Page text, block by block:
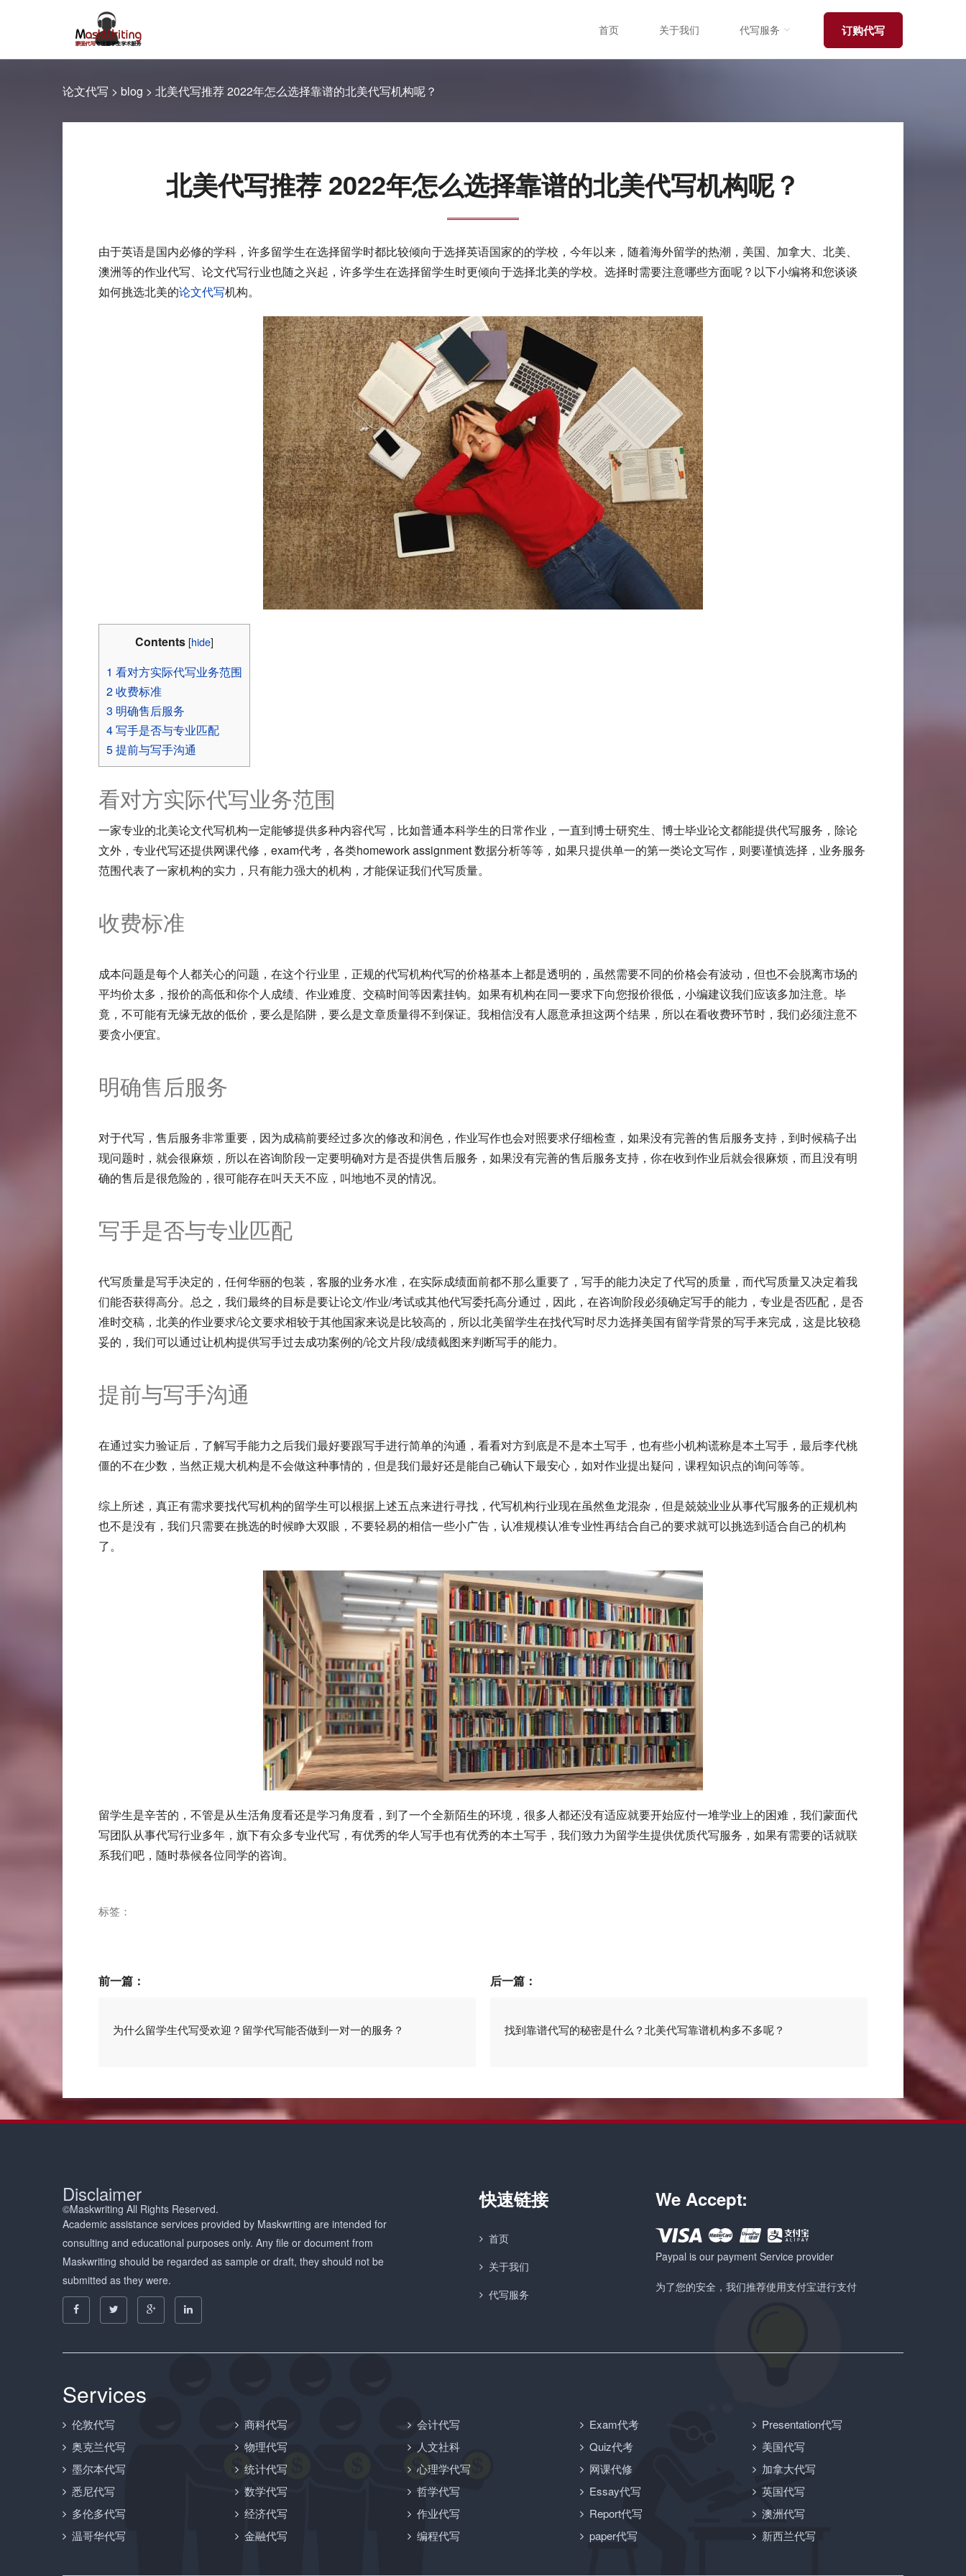
订购代写
首页 关于我们 代写服务
论文代写 > blog > 北美代写推荐 2022年怎么选择靠谱的北美代写机构呢？
北美代写推荐 2022年怎么选择靠谱的北美代写机构呢？
由于英语是国内必修的学科，许多留学生在选择留学时都比较倾向于选择英语国家的的学校，今年以来，随着海外留学的热潮，美国、加拿大、北美、
澳洲等的作业代写、论文代写行业也随之兴起，许多学生在选择留学生时更倾向于选择北美的学校。选择时需要注意哪些方面呢？以下小编将和您谈谈
如何挑选北美的论文代写机构。
Contents [hide]
1 看对方实际代写业务范围
2收费标准
3 明确售后服务
4写手是否与专业匹配
5提前与写手沟通
看对方实际代写业务范围
一家专业的北美论文代写机构一定能够提供多种内容代写，比如普通本科学生的日常作业，一直到博士研究生、博士毕业论文都能提供代写服务，除论
文外，专业代写还提供网课代修，exam代考，各类homework assignment 数据分析等等，如果只提供单一的第一类论文写作，则要谨慎选择，业务服务
范围代表了一家机构的实力，只有能力强大的机构，才能保证我们代写质量。
收费标准
成本问题是每个人都关心的问题，在这个行业里，正规的代写机构代写的价格基本上都是透明的，虽然需要不同的价格会有波动，但也不会脱离市场的
平均价太多，报价的高低和你个人成绩、作业难度、交稿时间等因素挂钩。如果有机构在同一要求下向您报价很低，小编建议我们应该多加注意。毕
竟，不可能有无缘无故的低价，要么是陷阱，要么是文章质量得不到保证。我相信没有人愿意承担这两个结果，所以在看收费环节时，我们必须注意不
要贪小便宜。
明确售后服务
对于代写，售后服务非常重要，因为成稿前要经过多次的修改和润色，作业写作也会对照要求仔细检查，如果没有完善的售后服务支持，到时候稿子出
现问题时，就会很麻烦，所以在咨询阶段一定要明确对方是否提供售后服务，如果没有完善的售后服务支持，你在收到作业后就会很麻烦，而且没有明
确的售后是很危险的，很可能存在叫天天不应，叫地地不灵的情况。
写手是否与专业匹配
代写质量是写手决定的，任何华丽的包装，客服的业务水准，在实际成绩面前都不那么重要了，写手的能力决定了代写的质量，而代写质量又决定着我
们能否获得高分。总之，我们最终的目标是要让论文/作业/考试或其他代写委托高分通过，因此，在咨询阶段必须确定写手的能力，专业是否匹配，是否
准时交稿，北美的作业要求/论文要求相较于其他国家来说是比较高的，所以北美留学生在找代写时尽力选择美国有留学背景的写手来完成，这是比较稳
妥的，我们可以通过让机构提供写手过去成功案例的/论文片段/成绩截图来判断写手的能力。
提前与写手沟通
在通过实力验证后，了解写手能力之后我们最好要跟写手进行简单的沟通，看看对方到底是不是本土写手，也有些小机构谎称是本土写手，最后李代桃
僵的不在少数，当然正规大机构是不会做这种事情的，但是我们最好还是能自己确认下最安心，如对作业提出疑问，课程知识点的询问等等。
综上所述，真正有需求要找代写机构的留学生可以根据上述五点来进行寻找，代写机构行业现在虽然鱼龙混杂，但是兢兢业业从事代写服务的正规机构
也不是没有，我们只需要在挑选的时候睁大双眼，不要轻易的相信一些小广告，认准规模认准专业性再结合自己的要求就可以挑选到适合自己的机构
了。
留学生是辛苦的，不管是从生活角度看还是学习角度看，到了一个全新陌生的环境，很多人都还没有适应就要开始应付一堆学业上的困难，我们蒙面代
写团队从事代写行业多年，旗下有众多专业代写，有优秀的华人写手也有优秀的本土写手，我们致力为留学生提供优质代写服务，如果有需要的话就联
系我们吧，随时恭候各位同学的咨询。
标签：
前一篇：
为什么留学生代写受欢迎？留学代写能否做到一对一的服务？
后一篇：
找到靠谱代写的秘密是什么？北美代写靠谱机构多不多呢？
Disclaimer
©Maskwriting All Rights Reserved.
Academic assistance services provided by Maskwriting are intended for
consulting and educational purposes only. Any file or document from
Maskwriting should be regarded as sample or draft, they should not be
submitted as they were.
快速链接
首页
关于我们
代写服务
We Accept:
Paypal is our payment Service provider
为了您的安全，我们推荐使用支付宝进行支付
Services
伦敦代写
奥克兰代写
墨尔本代写
悉尼代写
多伦多代写
温哥华代写
商科代写
物理代写
统计代写
数学代写
经济代写
金融代写
会计代写
人文社科
心理学代写
哲学代写
作业代写
编程代写
Exam代考
Quiz代考
网课代修
Essay代写
Report代写
paper代写
Presentation代写
美国代写
加拿大代写
英国代写
澳洲代写
新西兰代写